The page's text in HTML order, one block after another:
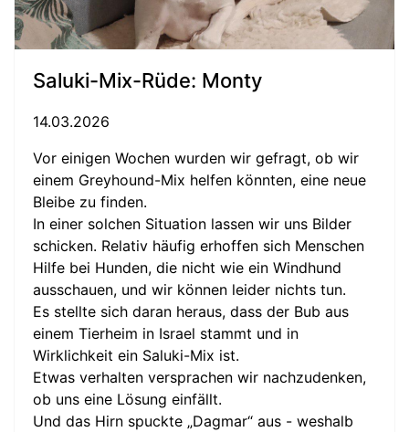
Saluki-Mix-Rüde: Monty
14.03.2026
Vor einigen Wochen wurden wir gefragt, ob wir
einem Greyhound-Mix helfen könnten, eine neue
Bleibe zu finden.
In einer solchen Situation lassen wir uns Bilder
schicken. Relativ häufig erhoffen sich Menschen
Hilfe bei Hunden, die nicht wie ein Windhund
ausschauen, und wir können leider nichts tun.
Es stellte sich daran heraus, dass der Bub aus
einem Tierheim in Israel stammt und in
Wirklichkeit ein Saluki-Mix ist.
Etwas verhalten versprachen wir nachzudenken,
ob uns eine Lösung einfällt.
Und das Hirn spuckte „Dagmar“ aus - weshalb